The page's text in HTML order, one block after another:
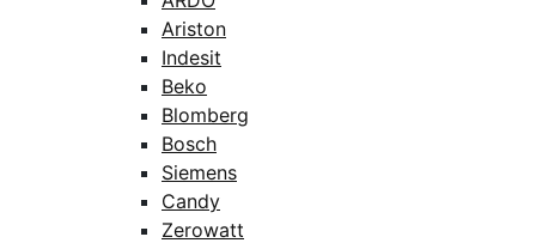
Ariston
Indesit
Beko
Blomberg
Bosch
Siemens
Candy
Zerowatt